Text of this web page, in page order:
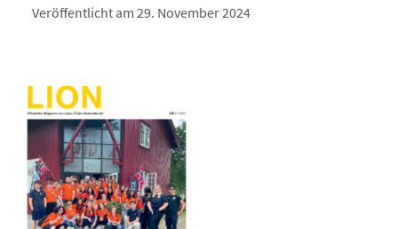
Veröffentlicht am 29. November 2024